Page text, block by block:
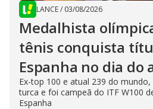
LANCE/ 03/08/2026
Medalhista
tênis conquista
Espanha no dia do
Ex-top 100 e atual 239 do
turca e foi campeã do ITF W100
Espanha